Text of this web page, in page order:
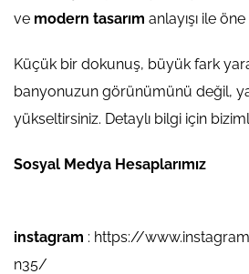
ve modern tasarım anlayışı ile öne
Küçük bir dokunuş, büyük fark
banyonuzun görünümünü değil,
yükseltirsiniz. Detaylı bilgi için
Sosyal Medya Hesaplarımız
instagram : https://
n35/